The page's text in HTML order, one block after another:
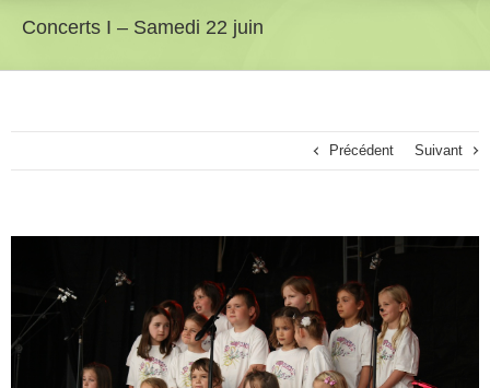
Concerts I – Samedi 22 juin
Précédent Suivant